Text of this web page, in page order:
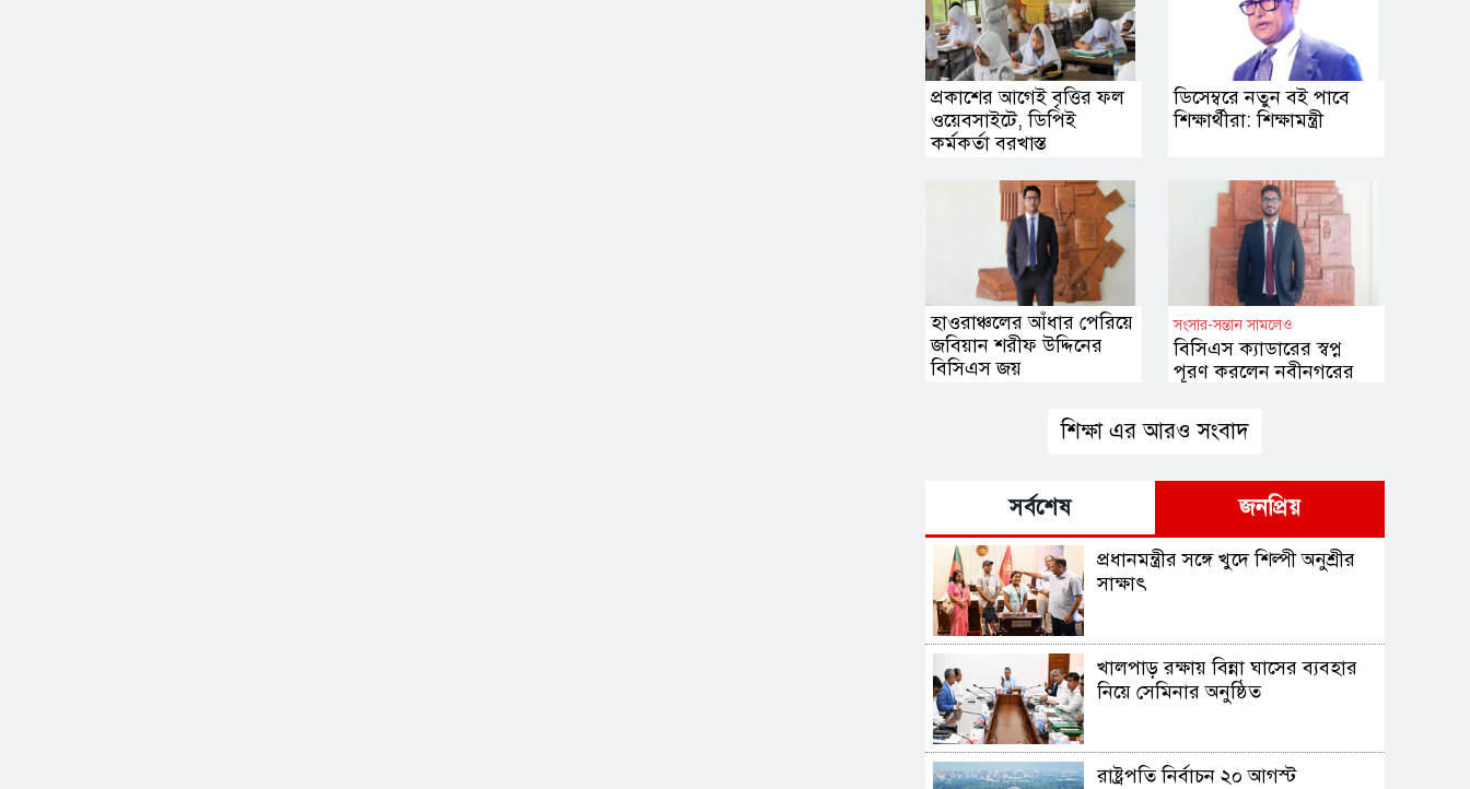
প্রকাশের আগেই বৃত্তির ফল
ওয়েবসাইটে, ডিপিই
কর্মকর্তা বরখাস্ত
ডিসেম্বরে নতুন বই পাবে
শিক্ষার্থীরা: শিক্ষামন্ত্রী
হাওরাঞ্চলের আঁধার পেরিয়ে
জবিয়ান শরীফ উদ্দিনের
বিসিএস জয়
সংসার-সন্তান সামলেও
বিসিএস ক্যাডারের স্বপ্ন
পূরণ করলেন নবীনগরের
শিক্ষা এর আরও সংবাদ
সর্বশেষ জনপ্রিয়
প্রধানমন্ত্রীর সঙ্গে খুদে শিল্পী অনুশ্রীর
সাক্ষাৎ
খালপাড় রক্ষায় বিন্না ঘাসের ব্যবহার
নিয়ে সেমিনার অনুষ্ঠিত
রাষ্ট্রপতি নির্বাচন ২০ আগস্ট